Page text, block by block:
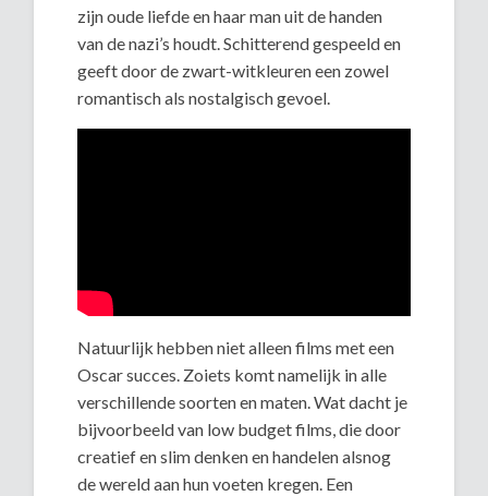
zijn oude liefde en haar man uit de handen
van de nazi’s houdt. Schitterend gespeeld en
geeft door de zwart-witkleuren een zowel
romantisch als nostalgisch gevoel.
Natuurlijk hebben niet alleen films met een
Oscar succes. Zoiets komt namelijk in alle
verschillende soorten en maten. Wat dacht je
bijvoorbeeld van low budget films, die door
creatief en slim denken en handelen alsnog
de wereld aan hun voeten kregen. Een